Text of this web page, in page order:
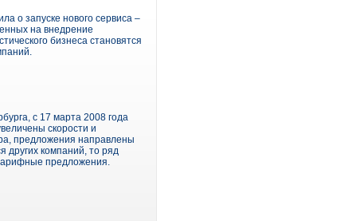
о запуске нового сервиса –
на внедрение
бизнеса становятся
с 17 марта 2008 года
скорости и
предложения направлены
других компаний, то ряд
предложения.